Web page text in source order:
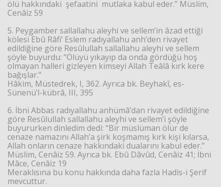
ölü hakkındaki şefaatini mutlaka kabul eder.” Müslim,
Cenâiz 59
5. Peygamber sallallahu aleyhi ve sellem’in âzad ettiği
kölesi Ebû Râfi’ Eslem radıyallahu anh’den rivayet
edildiğine göre Resûlullah sallallahu aleyhi ve sellem
şöyle buyurdu: “Ölüyü yıkayıp da onda gördüğü hoş
olmayan halleri gizleyen kimseyi Allah Teâlâ kırk kere
bağışlar.”
Hâkim, Müstedrek, I, 362. Ayrıca bk. Beyhakî, es-
Sünenü’l-kübrâ, III, 395
6. İbni Abbas radıyallahu anhümâ’dan rivayet edildiğine
göre Resûlullah sallallahu aleyhi ve sellem’i şöyle
buyururken dinledim dedi: “Bir müslüman ölür de
cenaze namazını Allah’a şirk koşmamış kırk kişi kılarsa,
Allah onların cenaze hakkındaki dualarını kabul eder.”
Müslim, Cenâiz 59. Ayrıca bk. Ebû Dâvûd, Cenâiz 41; İbni
Mâce, Cenâiz 19
Meraklısına bu konu hakkında daha fazla Hadis-i Şerif
mevcuttur.